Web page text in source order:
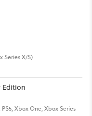
Series X/S)
Edition
PS5, Xbox One, Xbox Series